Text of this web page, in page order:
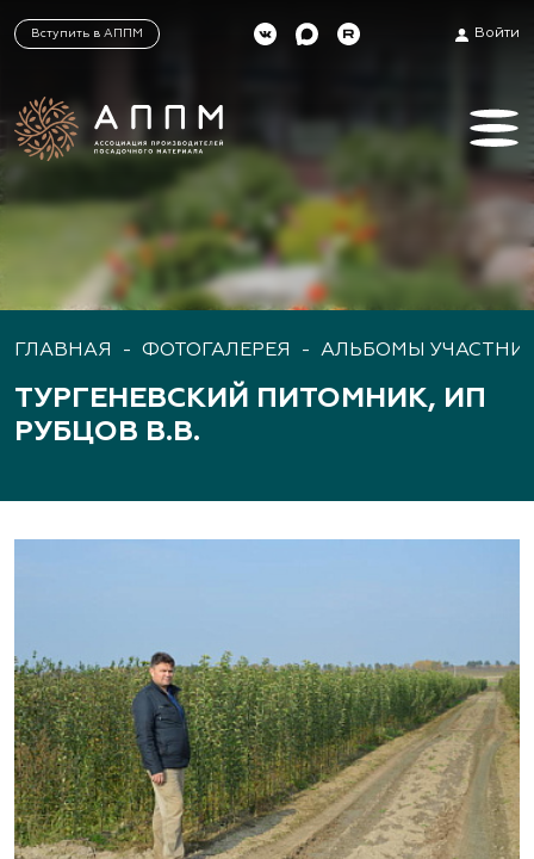
Вступить в АППМ Войти
ГЛАВНАЯ - ФОТОГАЛЕРЕЯ - АЛЬБОМЫ
ТУРГЕНЕВСКИЙ ПИТОМНИК, ИП
РУБЦОВ В.В.